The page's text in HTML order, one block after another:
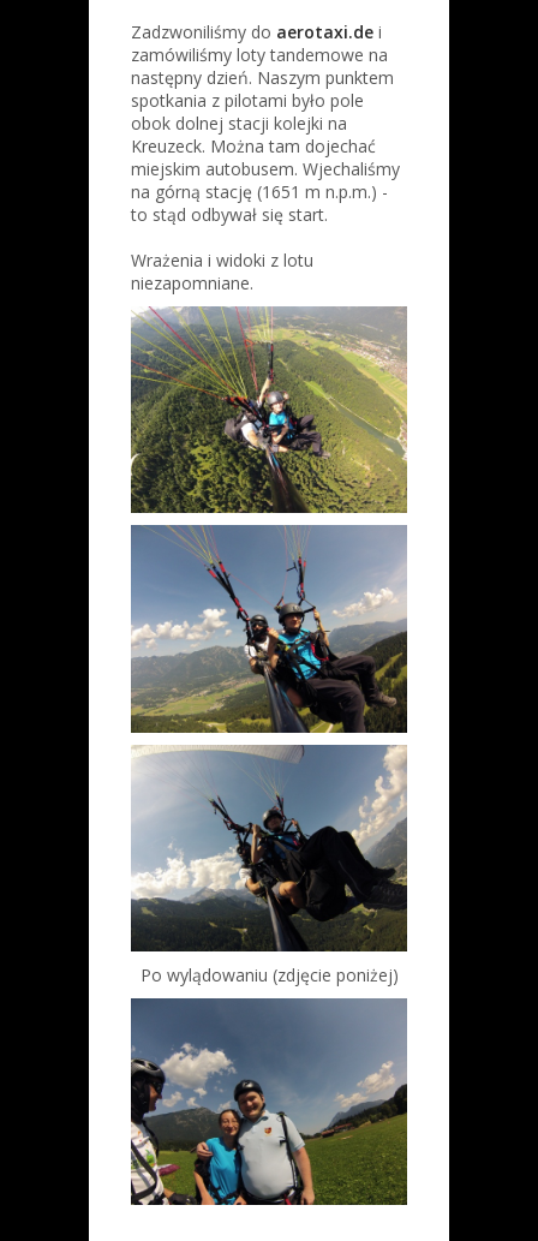
Zadzwoniliśmy do aerotaxi.de i
zamówiliśmy loty tandemowe na
następny dzień. Naszym punktem
spotkania z pilotami było pole
obok dolnej stacji kolejki na
Kreuzeck. Można tam dojechać
miejskim autobusem. Wjechaliśmy
na górną stację (1651 m n.p.m.) -
to stąd odbywał się start.
Wrażenia i widoki z lotu
niezapomniane.
Po wylądowaniu (zdjęcie poniżej)